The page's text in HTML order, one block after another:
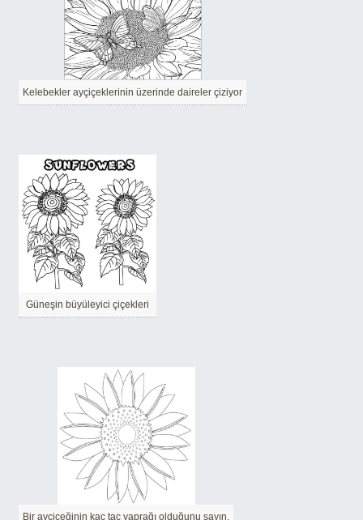
Kelebekler ayçiçeklerinin üzerinde daireler çiziyor
Güneşin büyüleyici çiçekleri
Bir ayçiçeğinin kaç taç yaprağı olduğunu sayın.